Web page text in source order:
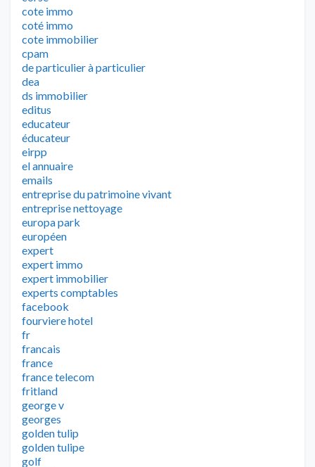
cote immo
coté immo
cote immobilier
cpam
de particulier à particulier
dea
ds immobilier
editus
educateur
éducateur
eirpp
el annuaire
emails
entreprise du patrimoine vivant
entreprise nettoyage
europa park
européen
expert
expert immo
expert immobilier
experts comptables
facebook
fourviere hotel
fr
francais
france
france telecom
fritland
george v
georges
golden tulip
golden tulipe
golf